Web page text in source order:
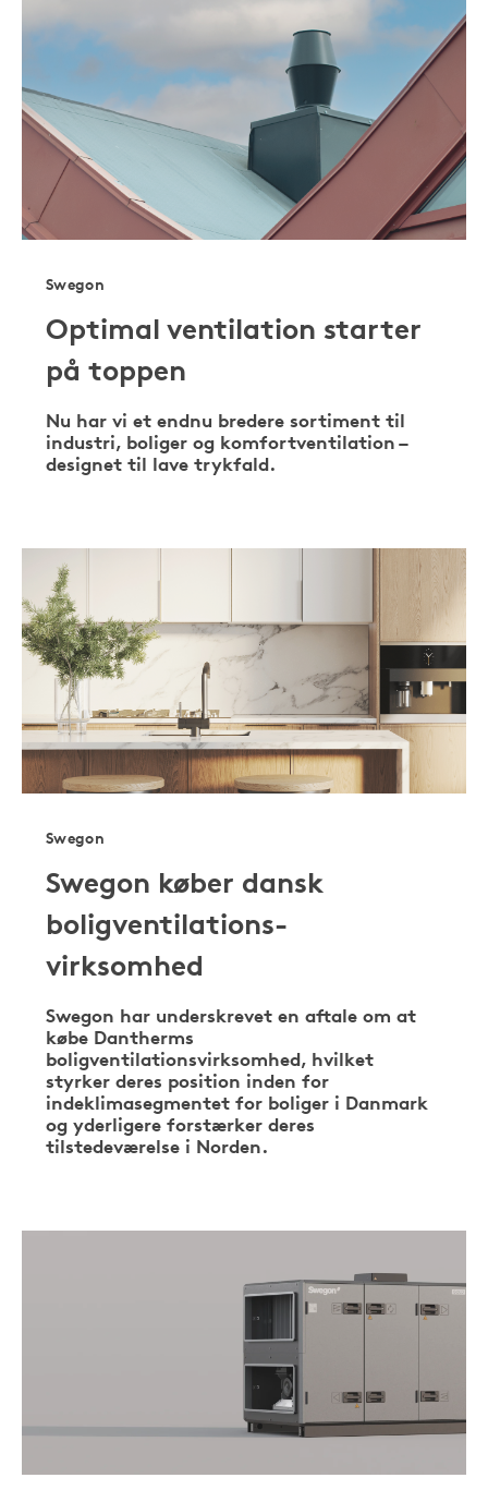
Swegon
Optimal ventilation starter
på toppen
Nu har vi et endnu bredere sortiment til
industri, boliger og komfortventilation –
designet til lave trykfald.
Swegon
Swegon køber dansk
boligventilations-
virksomhed
Swegon har underskrevet en aftale om at
købe Dantherms
boligventilationsvirksomhed, hvilket
styrker deres position inden for
indeklimasegmentet for boliger i Danmark
og yderligere forstærker deres
tilstedeværelse i Norden.